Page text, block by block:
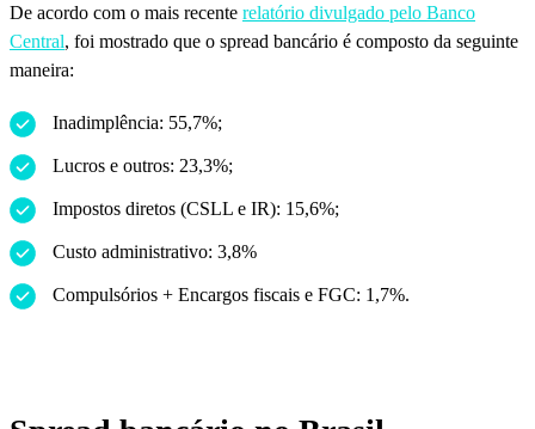
De acordo com o mais recente relatório divulgado pelo Banco
Central, foi mostrado que o spread bancário é composto da seguinte
maneira:
Inadimplência: 55,7%;
Lucros e outros: 23,3%;
Impostos diretos (CSLL e IR): 15,6%;
Custo administrativo: 3,8%
Compulsórios + Encargos fiscais e FGC: 1,7%.